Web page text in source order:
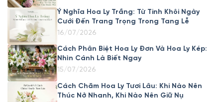
Ý Nghĩa Hoa Ly Trắng: Từ Tinh Khôi Ngày
Cưới Đến Trang Trọng Trong Tang Lễ
16/07/2026
Cách Phân Biệt Hoa Ly Đơn Và Hoa Ly Kép:
Nhìn Cánh Là Biết Ngay
15/07/2026
Cách Chăm Hoa Ly Tươi Lâu: Khi Nào Nên
Thúc Nở Nhanh, Khi Nào Nên Giữ Nụ